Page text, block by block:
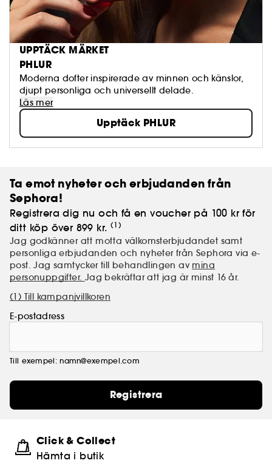
UPPTÄCK MÄRKET
PHLUR
Moderna dofter inspirerade av minnen och känslor,
djupt personliga och universellt delade.
Läs mer
Upptäck PHLUR
Ta emot nyheter och erbjudanden från
Sephora!
Registrera dig nu och få en voucher på 100 kr för
ditt köp över 899 kr. (1)
Jag godkänner att motta välkomsterbjudandet samt
personliga erbjudanden och nyheter från Sephora via e-
post. Jag samtycker till behandlingen av mina
personuppgifter. Jag bekräftar att jag är minst 16 år.
(1) Till kampanjvillkoren
E-postadress
Till exempel: namn@exempel.com
Registrera
Click & Collect
Hämta i butik​